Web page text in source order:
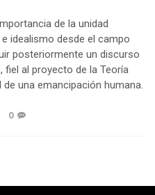
de la unidad
idealismo desde el campo
posteriormente un discurso
fiel al proyecto de la Teoría
una emancipación humana.
0